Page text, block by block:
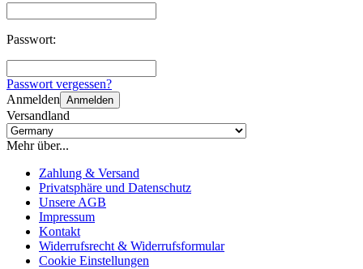
Passwort:
Passwort vergessen?
Anmelden Anmelden
Versandland
Mehr über...
Zahlung & Versand
Privatsphäre und Datenschutz
Unsere AGB
Impressum
Kontakt
Widerrufsrecht & Widerrufsformular
Cookie Einstellungen